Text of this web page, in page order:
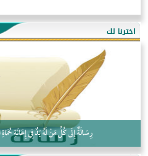
هذه سبيلنا فماذا تنقمون؟!
أُسُـسُ بَـيْـتِ الـمُسْـلِمِ
التَّعْلِيمُ القُرْآنِي
كلمة إلى إخواني السلفيين في الجزائر
اخترنا لك
رِسَالَةٌ إِلَى كُلِّ مَنْ لَهُ يَدٌ فِي إِعَانَةِ